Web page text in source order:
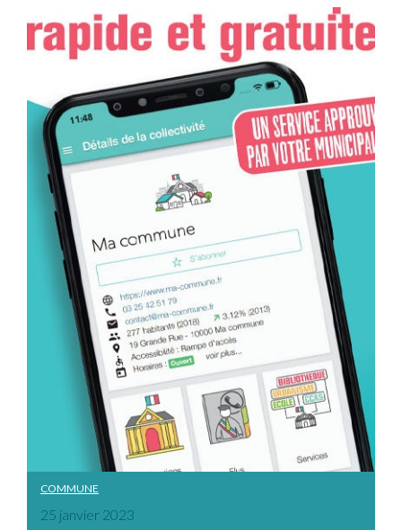
COMMUNE
25 janvier 2023